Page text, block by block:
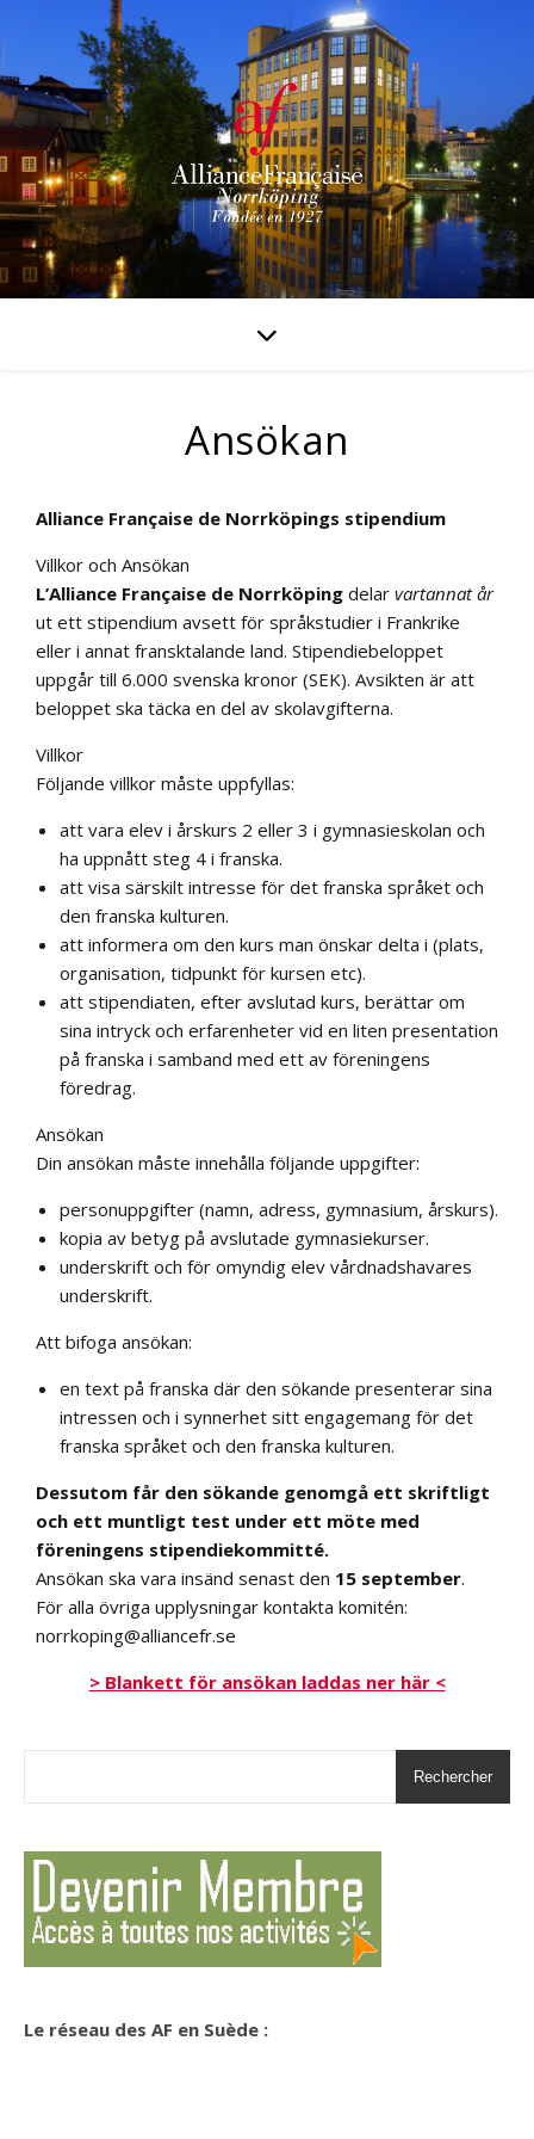
Ansökan
Alliance Française de Norrköpings stipendium
Villkor och Ansökan
L’Alliance Française de Norrköping delar vartannat år
ut ett stipendium avsett för språkstudier i Frankrike
eller i annat fransktalande land. Stipendiebeloppet
uppgår till 6.000 svenska kronor (SEK). Avsikten är att
beloppet ska täcka en del av skolavgifterna.
Villkor
Följande villkor måste uppfyllas:
att vara elev i årskurs 2 eller 3 i gymnasieskolan och
ha uppnått steg 4 i franska.
att visa särskilt intresse för det franska språket och
den franska kulturen.
att informera om den kurs man önskar delta i (plats,
organisation, tidpunkt för kursen etc).
att stipendiaten, efter avslutad kurs, berättar om
sina intryck och erfarenheter vid en liten presentation
på franska i samband med ett av föreningens
föredrag.
Ansökan
Din ansökan måste innehålla följande uppgifter:
personuppgifter (namn, adress, gymnasium, årskurs).
kopia av betyg på avslutade gymnasiekurser.
underskrift och för omyndig elev vårdnadshavares
underskrift.
Att bifoga ansökan:
en text på franska där den sökande presenterar sina
intressen och i synnerhet sitt engagemang för det
franska språket och den franska kulturen.
Dessutom får den sökande genomgå ett skriftligt
och ett muntligt test under ett möte med
föreningens stipendiekommitté.
Ansökan ska vara insänd senast den 15 september.
För alla övriga upplysningar kontakta komitén:
norrkoping@alliancefr.se
> Blankett för ansökan laddas ner här <
Rechercher
Le réseau des AF en Suède :